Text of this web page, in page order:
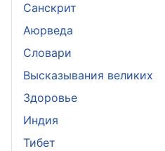
Санскрит
Аюрведа
Словари
Высказывания великих
Здоровье
Индия
Тибет